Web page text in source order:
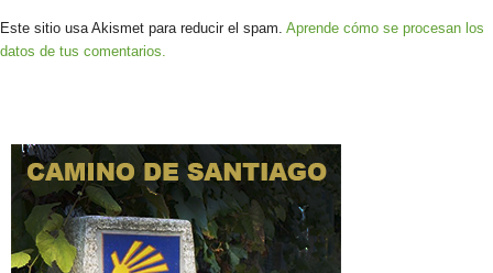
Este sitio usa Akismet para reducir el spam. Aprende cómo se procesan los
datos de tus comentarios.